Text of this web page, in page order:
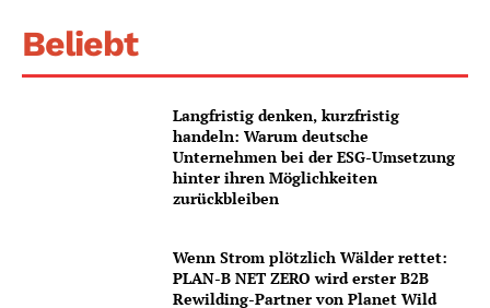
Beliebt
Langfristig denken, kurzfristig
handeln: Warum deutsche
Unternehmen bei der ESG-Umsetzung
hinter ihren Möglichkeiten
zurückbleiben
Wenn Strom plötzlich Wälder rettet:
PLAN-B NET ZERO wird erster B2B
Rewilding-Partner von Planet Wild